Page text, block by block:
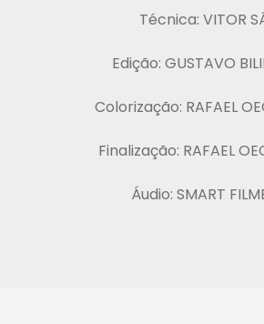
Técnica: VITOR
Edição: GUSTAVO
Colorização: RAFAEL
Finalização: RAFAEL
Áudio: SMART